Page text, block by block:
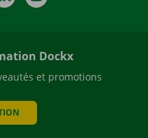
Dockx
et promotions